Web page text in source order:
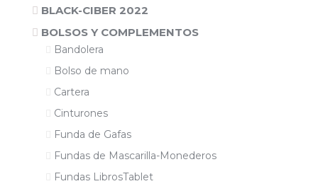
BLACK-CIBER 2022
BOLSOS Y COMPLEMENTOS
Bandolera
Bolso de mano
Cartera
Cinturones
Funda de Gafas
Fundas de Mascarilla-Monederos
Fundas LibrosTablet